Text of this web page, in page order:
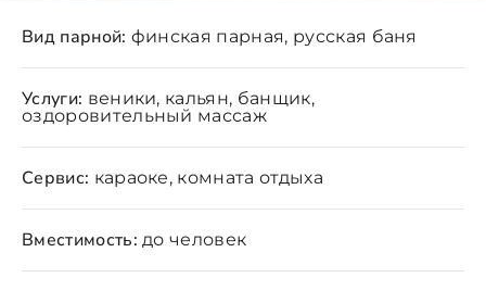
Вид парной: финская парная, русская баня
Услуги: веники, кальян, банщик,
оздоровительный массаж
Сервис: караоке, комната отдыха
Вместимость: до человек